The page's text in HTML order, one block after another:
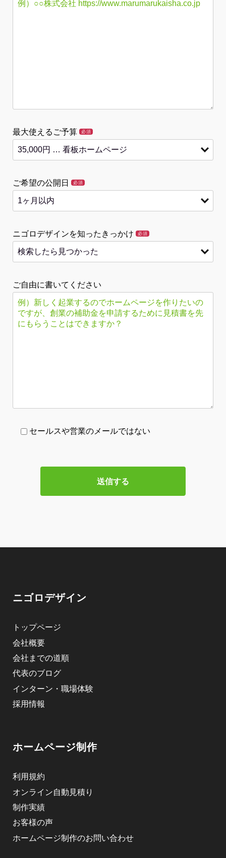
最大使えるご予算 必須
ご希望の公開日 必須
ニゴロデザインを知ったきっかけ 必須
ご自由に書いてください
セールスや営業のメールではない
ニゴロデザイン
トップページ
会社概要
会社までの道順
代表のブログ
インターン・職場体験
採用情報
ホームページ制作
利用規約
オンライン自動見積り
制作実績
お客様の声
ホームページ制作のお問い合わせ